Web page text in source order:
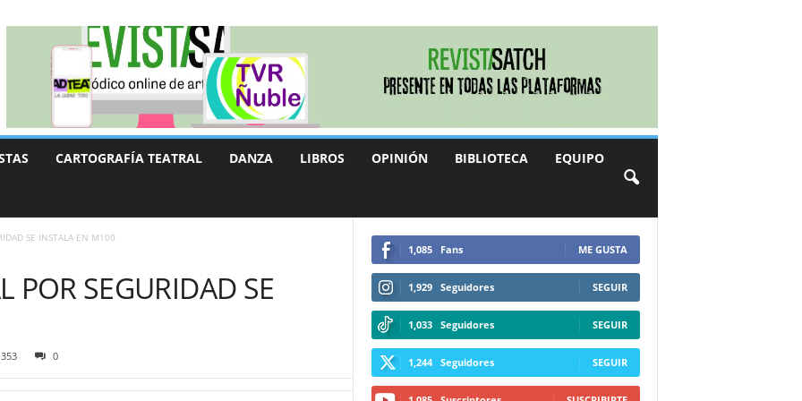
CARTOGRAFÍA TEATRAL DANZA LIBROS OPINIÓN BIBLIOTECA EQUIPO
SE INSTALA EN M100
POR SEGURIDAD SE
353 0
1,085 Fans ME GUSTA
1,929 Seguidores SEGUIR
1,033 Seguidores SEGUIR
1,244 Seguidores SEGUIR